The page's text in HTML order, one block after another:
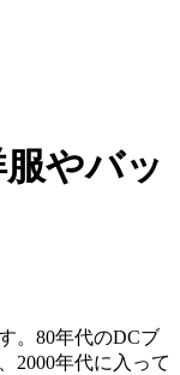
やバッ
。80年代のDCブ
2000年代に入って